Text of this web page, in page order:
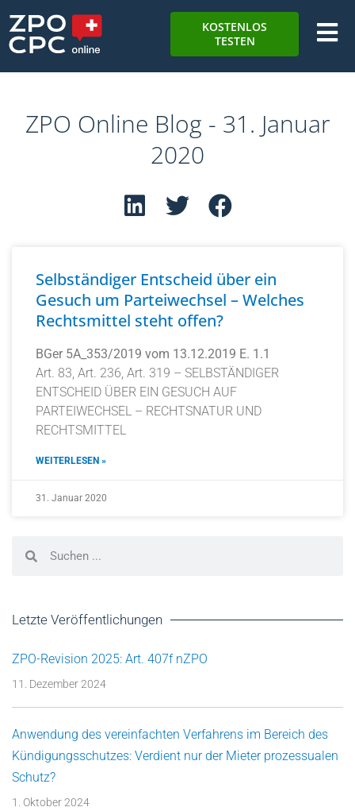
KOSTENLOS
TESTEN
ZPO Online Blog - 31. Januar
2020
Selbständiger Entscheid über ein
Gesuch um Parteiwechsel – Welches
Rechtsmittel steht offen?
BGer 5A_353/2019 vom 13.12.2019 E. 1.1
Art. 83, Art. 236, Art. 319 – SELBSTÄNDIGER
ENTSCHEID ÜBER EIN GESUCH AUF
PARTEIWECHSEL – RECHTSNATUR UND
RECHTSMITTEL
WEITERLESEN »
31. Januar 2020
Letzte Veröffentlichungen
ZPO-Revision 2025: Art. 407f nZPO
11. Dezember 2024
Anwendung des vereinfachten Verfahrens im Bereich des
Kündigungsschutzes: Verdient nur der Mieter prozessualen
Schutz?
1. Oktober 2024